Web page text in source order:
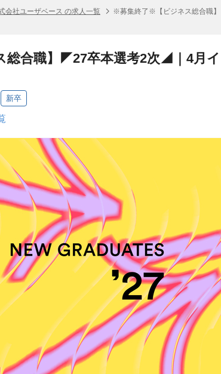
会社ユーザベース の求人一覧
※募集終了※【ビジネス総合職
合職】◤27卒本選考2次◢｜4月イ
新卒